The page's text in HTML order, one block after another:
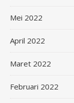
Mei 2022
April 2022
Maret 2022
Februari 2022